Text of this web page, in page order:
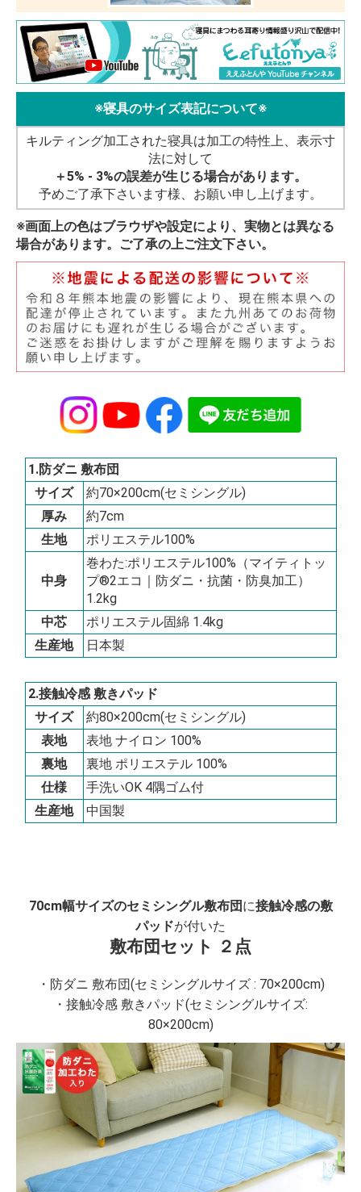
※寝具のサイズ表記について※
キルティング加工された寝具は加工の特性上、表示寸
法に対して
＋5% - 3%の誤差が生じる場合があります。
予めご了承下さいます様、お願い申し上げます。
※画面上の色はブラウザや設定により、実物とは異なる
場合があります。ご了承の上ご注文下さい。
1.防ダニ 敷布団
サイズ
約70×200cm(セミシングル)
厚み
約7cm
生地
ポリエステル100%
中身
巻わた:ポリエステル100%（マイティトッ
プ®2エコ｜防ダニ・抗菌・防臭加工）
1.2kg
中芯
ポリエステル固綿 1.4kg
生産地
日本製
2.接触冷感 敷きパッド
サイズ
約80×200cm(セミシングル)
表地
表地 ナイロン 100%
裏地
裏地 ポリエステル 100%
仕様
手洗いOK 4隅ゴム付
生産地
中国製
70cm幅サイズのセミシングル敷布団 に接触冷感の敷
パッドが付いた
敷布団セット ２点
・防ダニ 敷布団(セミシングルサイズ : 70×200cm)
・接触冷感 敷きパッド(セミシングルサイズ:
80×200cm)